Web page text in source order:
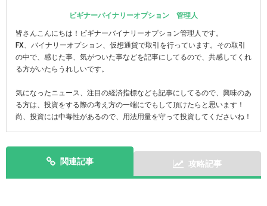
ビギナーバイナリーオプション 管理人
皆さんこんにちは！ビギナーバイナリーオプション管理人です。
FX、バイナリーオプション、仮想通貨で取引を行っています。その取引
の中で、感じた事、気がついた事などを記事にしてるので、共感してくれ
る方がいたらうれしいです。
気になったニュース、注目の経済指標なども記事にしてるので、興味のあ
る方は、投資をする際の考え方の一端にでもして頂けたらと思います！
尚、投資には中毒性があるので、用法用量を守って投資してくださいね！
関連記事 攻略記事